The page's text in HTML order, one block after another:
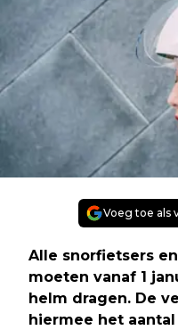
Voeg toe als
Alle snorfietsers
moeten vanaf 1
helm dragen. De
hiermee het